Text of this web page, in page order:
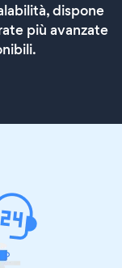
dispone
più avanzate